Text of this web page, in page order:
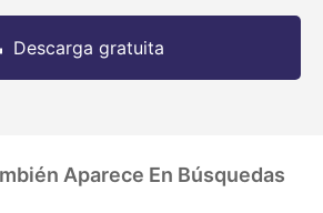
Descarga gratuita
Aparece En Búsquedas